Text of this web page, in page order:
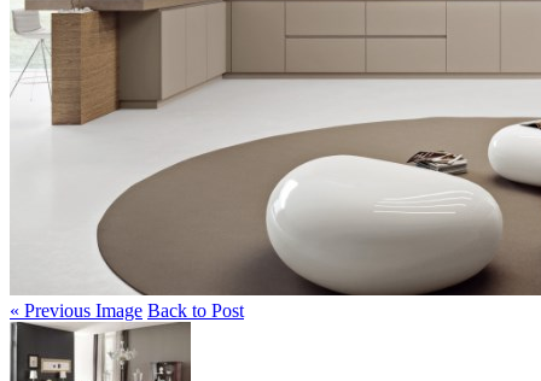
« Previous Image Back to Post